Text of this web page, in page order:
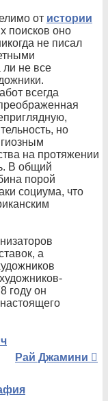
от истории
поисков оно
не писал
не все
всегда
но
на протяжении
В общий
порой
социума, что
а
году он
Рай Джамини